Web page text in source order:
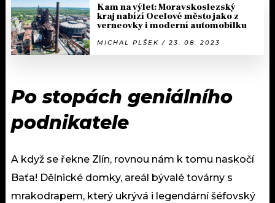
Kam na výlet: Moravskoslezský
kraj nabízí Ocelové město jako z
verneovky i moderní automobilku
MICHAL PLŠEK / 23. 08. 2023
Po stopách geniálního
podnikatele
A když se řekne Zlín, rovnou nám k tomu naskočí
Baťa! Dělnické domky, areál bývalé továrny s
mrakodrapem, který ukrývá i legendární šéfovský